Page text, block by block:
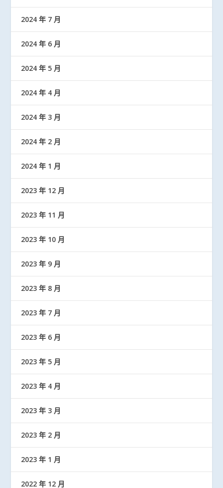
2024 年 7 月
2024 年 6 月
2024 年 5 月
2024 年 4 月
2024 年 3 月
2024 年 2 月
2024 年 1 月
2023 年 12 月
2023 年 11 月
2023 年 10 月
2023 年 9 月
2023 年 8 月
2023 年 7 月
2023 年 6 月
2023 年 5 月
2023 年 4 月
2023 年 3 月
2023 年 2 月
2023 年 1 月
2022 年 12 月